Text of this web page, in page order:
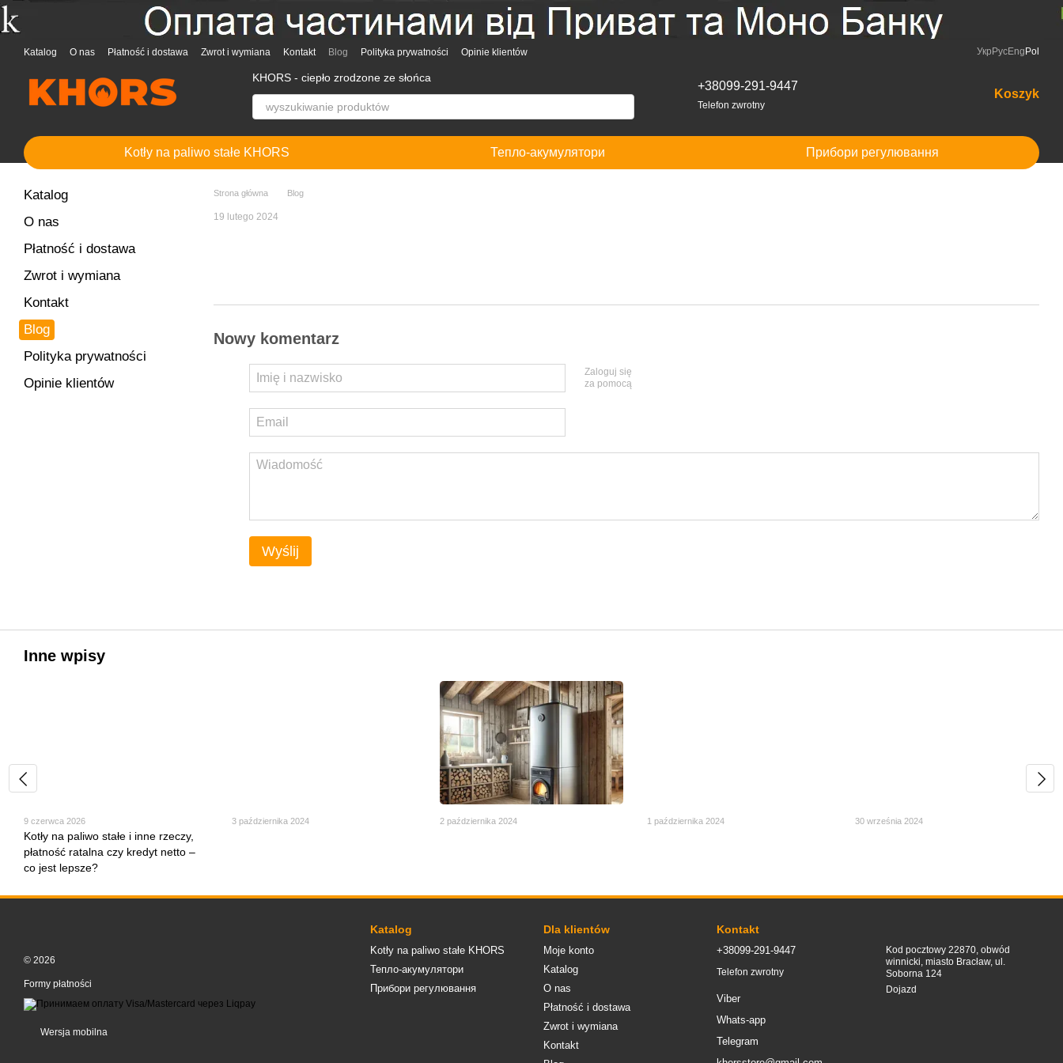
Katalog O nas Płatność i dostawa Zwrot i wymiana Kontakt Blog Polityka prywatności Opinie klientów Укр РусEng Pol
KHORS - ciepło zrodzone ze słońca
+38099-291-9447
Telefon zwrotny
Koszyk
Kotły na paliwo stałe KHORS Тепло-акумулятори Прибори регулювання
Strona główna Blog
19 lutego 2024
Nowy komentarz
Zaloguj się
za pomocą
Wyślij
Katalog
O nas
Płatność i dostawa
Zwrot i wymiana
Kontakt
Blog
Polityka prywatności
Opinie klientów
Inne wpisy
9 czerwca 2026
Kotły na paliwo stałe i inne rzeczy,
płatność ratalna czy kredyt netto –
co jest lepsze?
3 października 2024 2 października 2024 1 października 2024 30 września 2024
© 2026
Formy płatności
Wersja mobilna
Katalog
Kotły na paliwo stałe KHORS
Тепло-акумулятори
Прибори регулювання
Dla klientów
Moje konto
Katalog
O nas
Płatność i dostawa
Zwrot i wymiana
Kontakt
Kontakt
+38099-291-9447
Telefon zwrotny
Viber
Whats-app
Telegram
Kod pocztowy 22870, obwód
winnicki, miasto Bracław, ul.
Soborna 124
Dojazd